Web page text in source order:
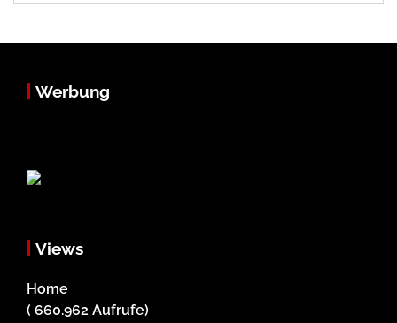
Werbung
Views
Home
( 660.962 Aufrufe)